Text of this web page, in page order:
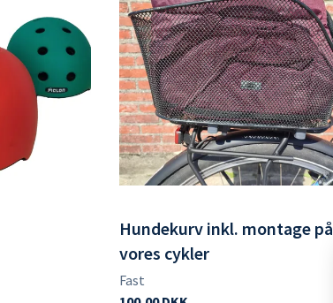
Hundekurv inkl. montage på
vores cykler